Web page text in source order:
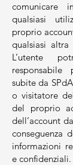
comunicare
qualsiasi
proprio
qualsiasi altra
L’utente
subite da
o visitatore
del proprio
dell’account
conseguenza
informazioni
e confidenziali.